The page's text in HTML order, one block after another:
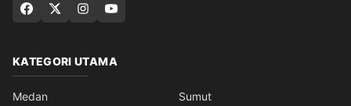
KATEGORI UTAMA
Medan Sumut